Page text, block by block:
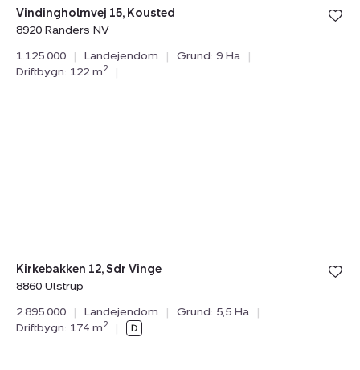
Vindingholmvej 15, Kousted
8920 Randers NV
1.125.000
| Landejendom | Grund: 9 Ha
|
Driftbygn: 122 m2 |
Kirkebakken 12, Sdr Vinge
8860 Ulstrup
2.895.000
| Landejendom | Grund: 5,5 Ha
|
Driftbygn: 174 m2 |